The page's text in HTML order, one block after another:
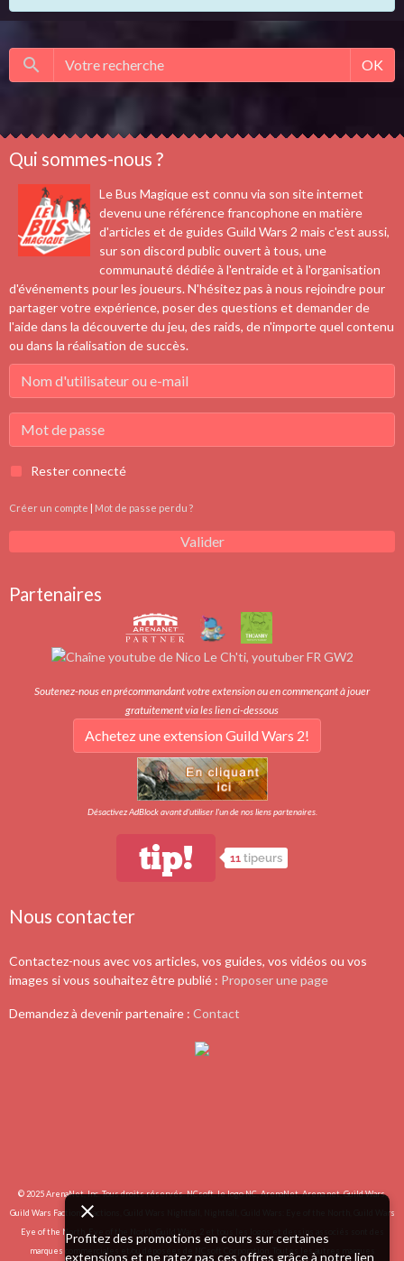
Profitez des promotions en cours sur certaines
extensions et ne ratez pas ces offres grâce à notre lien
OK
Qui sommes-nous ?
Le Bus Magique est connu via son site internet
devenu une référence francophone en matière
d'articles et de guides Guild Wars 2 mais c'est aussi,
sur son discord public ouvert à tous, une
communauté dédiée à l'entraide et à l'organisation
d'événements pour les joueurs. N'hésitez pas à nous rejoindre pour
partager votre expérience, poser des questions et demander de
l'aide dans la découverte du jeu, des raids, de n'importe quel contenu
ou dans la réalisation de succès.
Rester connecté
Créer un compte Mot de passe perdu ?
Valider
Partenaires
Soutenez-nous en précommandant votre extension ou en commençant à jouer
gratuitement via les lien ci-dessous
Achetez une extension Guild Wars 2!
Désactivez AdBlock avant d'utiliser l'un de nos liens partenaires.
tip! 11 tipeurs
Nous contacter
Contactez-nous avec vos articles, vos guides, vos vidéos ou vos
images si vous souhaitez être publié : Proposer une page
Demandez à devenir partenaire : Contact
© 2025 ArenaNet, Inc. Tous droits réservés. NCsoft, le logo NC, ArenaNet, Arena.net, Guild Wars,
Guild Wars Factions, Factions, Guild Wars Nightfall, Nightfall, Guild Wars: Eye of the North, Guild Wars
Eye of the North, Eye of the North, Guild Wars 2 et tous les logos et dessins associés sont des
marques commerciales et/ou déposées de NCsoft Corporation. Toutes les autres marques